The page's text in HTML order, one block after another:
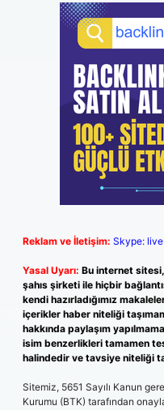
Reklam ve İletişim: Skype:
Yasal Uyarı: Bu internet
şahıs şirketi ile hiçbir
kendi hazırladığımız
içerikler haber niteliği
hakkında paylaşım
isim benzerlikleri tamamen
halindedir ve tavsiye niteliği
Sitemiz, 5651 Sayılı Kanun
Kurumu (BTK) tarafından